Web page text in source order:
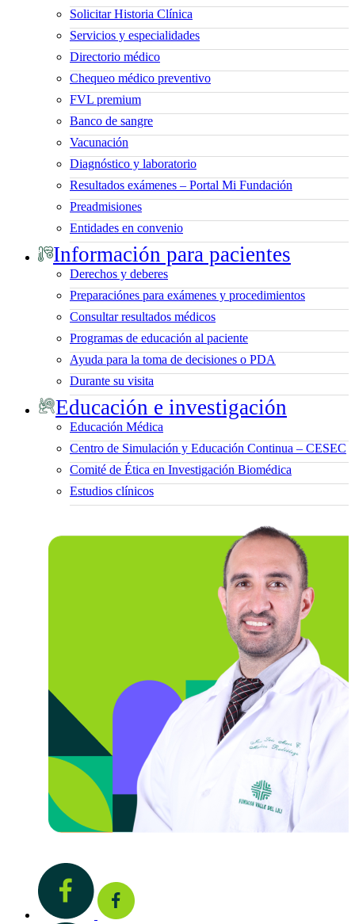
Solicitar Historia Clínica
Servicios y especialidades
Directorio médico
Chequeo médico preventivo
FVL premium
Banco de sangre
Vacunación
Diagnóstico y laboratorio
Resultados exámenes – Portal Mi Fundación
Preadmisiones
Entidades en convenio
Información para pacientes
Derechos y deberes
Preparaciónes para exámenes y procedimientos
Consultar resultados médicos
Programas de educación al paciente
Ayuda para la toma de decisiones o PDA
Durante su visita
Educación e investigación
Educación Médica
Centro de Simulación y Educación Continua – CESEC
Comité de Ética en Investigación Biomédica
Estudios clínicos